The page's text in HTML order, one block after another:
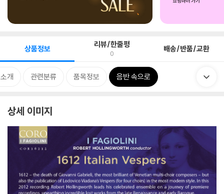
상품정보 리뷰/한줄평
0 배송/반품/교환
개 관련분류 품목정보 음반 속으로
상세 이미지